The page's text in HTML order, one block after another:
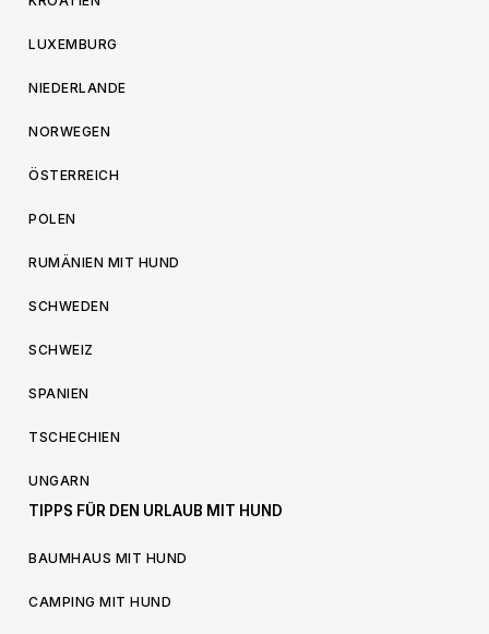
LUXEMBURG
NIEDERLANDE
NORWEGEN
ÖSTERREICH
POLEN
RUMÄNIEN MIT HUND
SCHWEDEN
SCHWEIZ
SPANIEN
TSCHECHIEN
UNGARN
TIPPS FÜR DEN URLAUB MIT HUND
BAUMHAUS MIT HUND
CAMPING MIT HUND